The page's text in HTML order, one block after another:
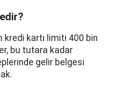
kredi kartı limiti 400 bin
bu tutara kadar
gelir belgesi